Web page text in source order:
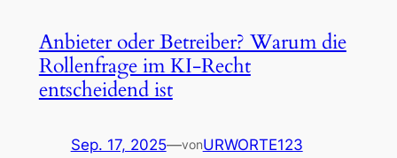
Anbieter oder Betreiber? Warum die
Rollenfrage im KI-Recht
entscheidend ist
Sep. 17, 2025—vonURWORTE123